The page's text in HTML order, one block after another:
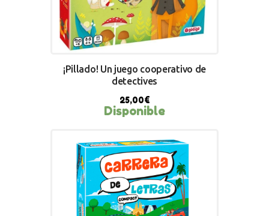
¡Pillado! Un juego cooperativo de
detectives
25,00€
Disponible